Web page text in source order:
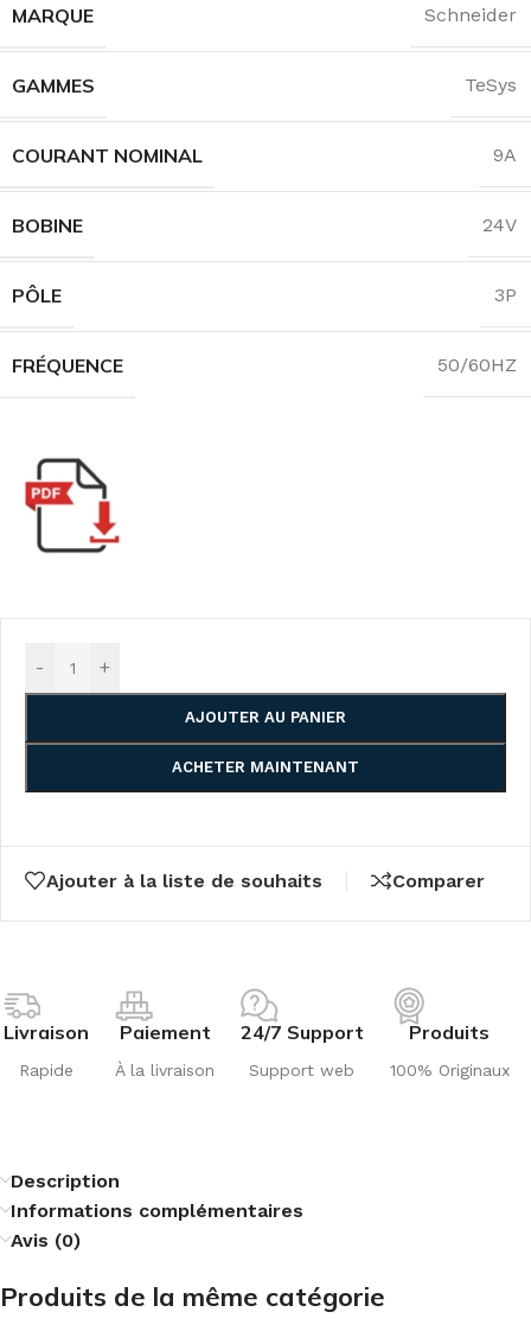
MARQUE Schneider
GAMMES TeSys
COURANT NOMINAL 9A
BOBINE 24V
PÔLE 3P
FRÉQUENCE 50/60HZ
- +
AJOUTER AU PANIER
ACHETER MAINTENANT
Ajouter à la liste de souhaits Comparer
Livraison
Rapide
Paiement
À la livraison
24/7 Support
Support web
Produits
100% Originaux
Description
Informations complémentaires
Avis (0)
Produits de la même catégorie